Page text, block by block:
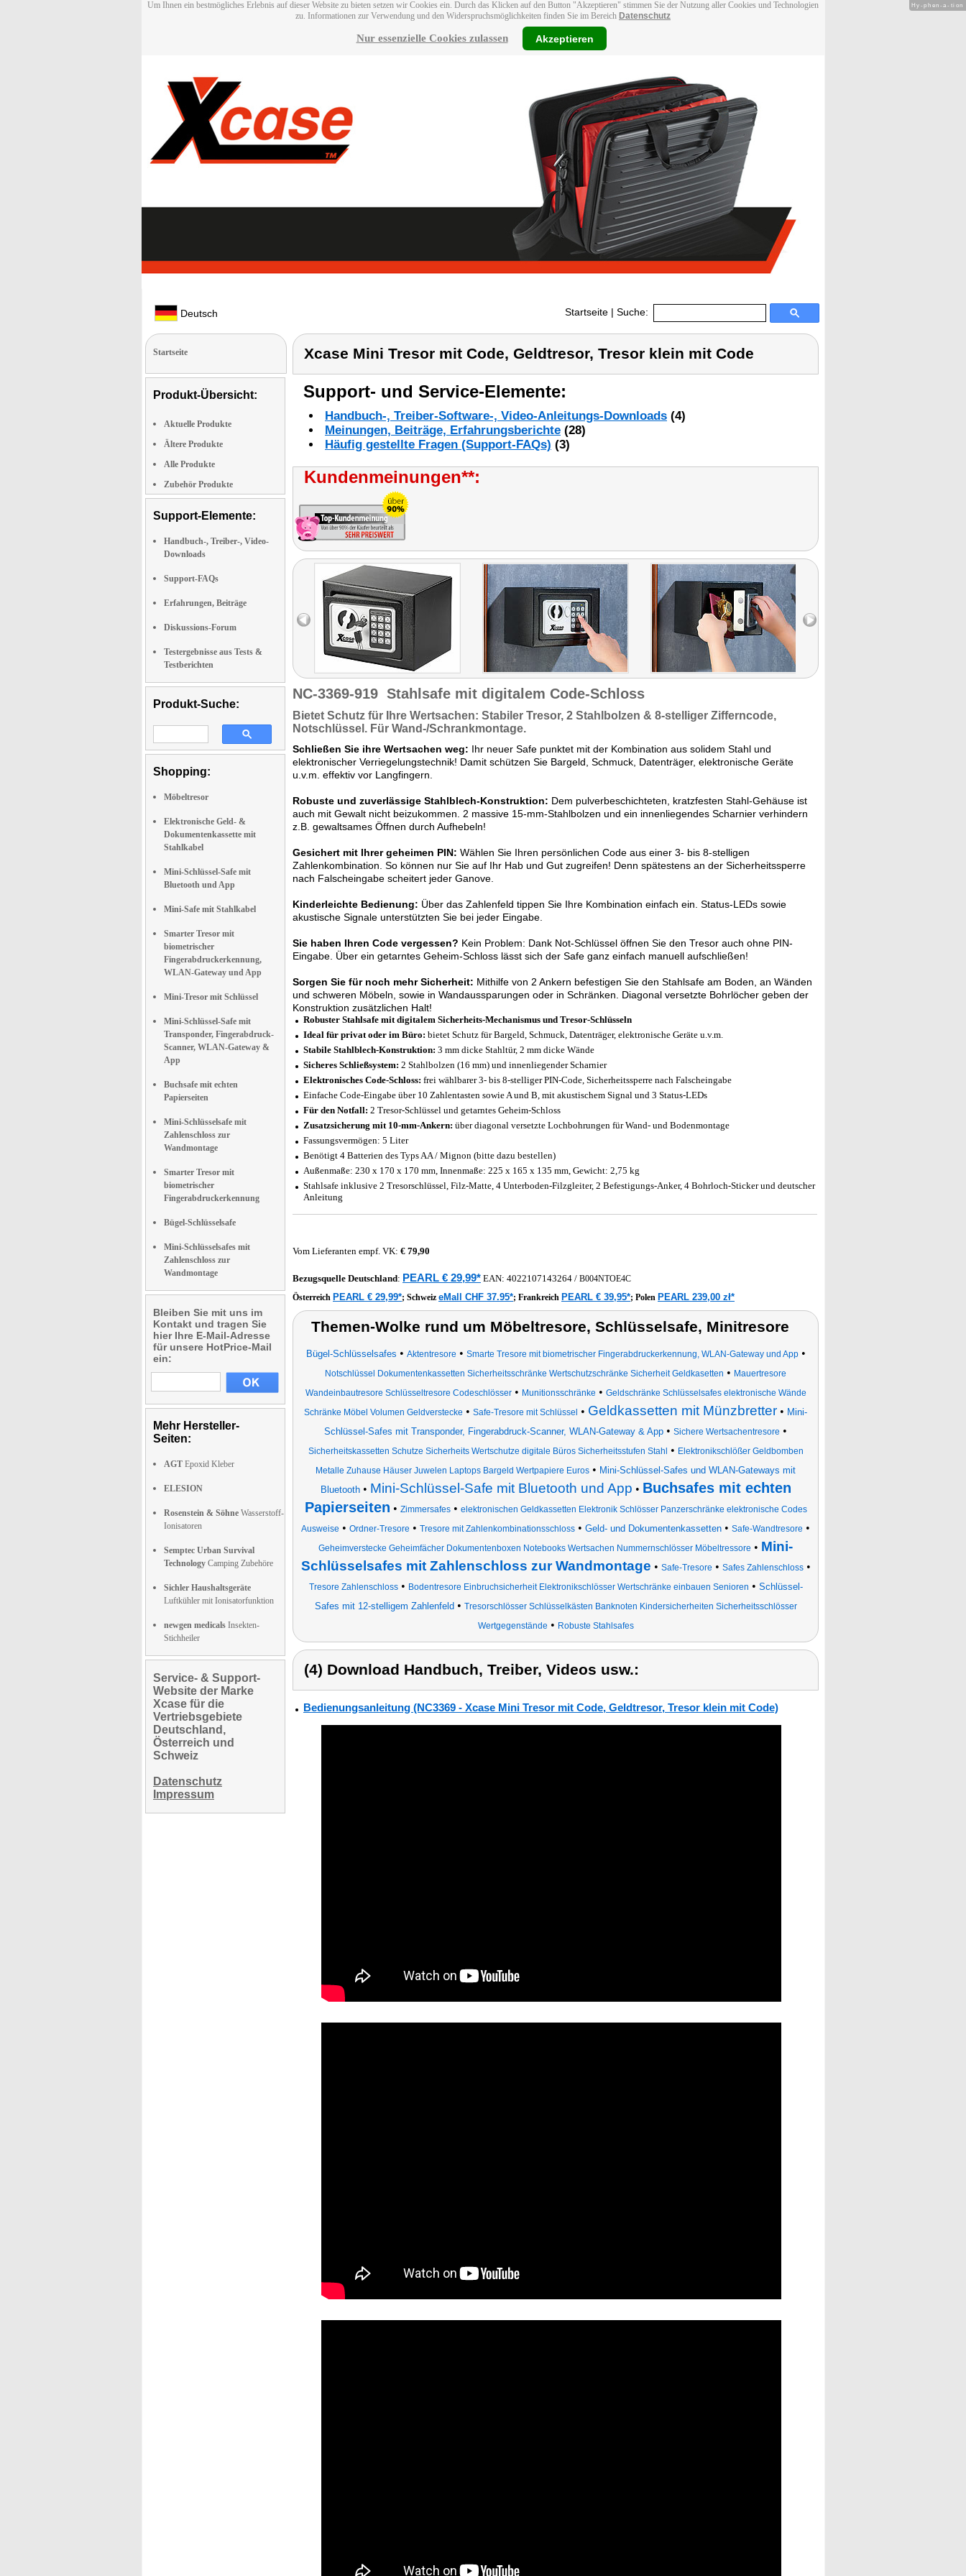
Um Ihnen ein bestmögliches Erlebnis auf dieser Website zu bieten setzen wir Cookies ein. Durch das Klicken auf den Button "Akzeptieren" stimmen Sie der Nutzung aller Cookies und Technologien
zu. Informationen zur Verwendung und den Widerspruchsmöglichkeiten finden Sie im Bereich Datenschutz
Nur essenzielle Cookies zulassen Akzeptieren
Deutsch Startseite | Suche:
Startseite
Produkt-Übersicht:
Aktuelle Produkte
Ältere Produkte
Alle Produkte
Zubehör Produkte
Support-Elemente:
Handbuch-, Treiber-, Video-
Downloads
Support-FAQs
Erfahrungen, Beiträge
Diskussions-Forum
Testergebnisse aus Tests &
Testberichten
Produkt-Suche:
Shopping:
Möbeltresor
Elektronische Geld- &
Dokumentenkassette mit
Stahlkabel
Mini-Schlüssel-Safe mit
Bluetooth und App
Mini-Safe mit Stahlkabel
Smarter Tresor mit
biometrischer
Fingerabdruckerkennung,
WLAN-Gateway und App
Mini-Tresor mit Schlüssel
Mini-Schlüssel-Safe mit
Transponder, Fingerabdruck-
Scanner, WLAN-Gateway &
App
Buchsafe mit echten
Papierseiten
Mini-Schlüsselsafe mit
Zahlenschloss zur
Wandmontage
Smarter Tresor mit
biometrischer
Fingerabdruckerkennung
Bügel-Schlüsselsafe
Mini-Schlüsselsafes mit
Zahlenschloss zur
Wandmontage
Bleiben Sie mit uns im
Kontakt und tragen Sie
hier Ihre E-Mail-Adresse
für unsere HotPrice-Mail
ein:
Mehr Hersteller-
Seiten:
AGT Epoxid Kleber
ELESION
Rosenstein & Söhne Wasserstoff-
Ionisatoren
Semptec Urban Survival
Technology Camping Zubehöre
Sichler Haushaltsgeräte
Luftkühler mit Ionisatorfunktion
newgen medicals Insekten-
Stichheiler
Service- & Support-
Website der Marke
Xcase für die
Vertriebsgebiete
Deutschland,
Österreich und
Schweiz
Datenschutz
Impressum
Xcase Mini Tresor mit Code, Geldtresor, Tresor klein mit Code
Support- und Service-Elemente:
Handbuch-, Treiber-Software-, Video-Anleitungs-Downloads (4)
Meinungen, Beiträge, Erfahrungsberichte (28)
Häufig gestellte Fragen (Support-FAQs) (3)
Kundenmeinungen**:
NC-3369-919 Stahlsafe mit digitalem Code-Schloss
Bietet Schutz für Ihre Wertsachen: Stabiler Tresor, 2 Stahlbolzen & 8-stelliger Zifferncode,
Notschlüssel. Für Wand-/Schrankmontage.
Schließen Sie ihre Wertsachen weg: Ihr neuer Safe punktet mit der Kombination aus solidem Stahl und
elektronischer Verriegelungstechnik! Damit schützen Sie Bargeld, Schmuck, Datenträger, elektronische Geräte
u.v.m. effektiv vor Langfingern.
Robuste und zuverlässige Stahlblech-Konstruktion: Dem pulverbeschichteten, kratzfesten Stahl-Gehäuse ist
auch mit Gewalt nicht beizukommen. 2 massive 15-mm-Stahlbolzen und ein innenliegendes Scharnier verhindern
z.B. gewaltsames Öffnen durch Aufhebeln!
Gesichert mit Ihrer geheimen PIN: Wählen Sie Ihren persönlichen Code aus einer 3- bis 8-stelligen
Zahlenkombination. So können nur Sie auf Ihr Hab und Gut zugreifen! Denn spätestens an der Sicherheitssperre
nach Falscheingabe scheitert jeder Ganove.
Kinderleichte Bedienung: Über das Zahlenfeld tippen Sie Ihre Kombination einfach ein. Status-LEDs sowie
akustische Signale unterstützten Sie bei jeder Eingabe.
Sie haben Ihren Code vergessen? Kein Problem: Dank Not-Schlüssel öffnen Sie den Tresor auch ohne PIN-
Eingabe. Über ein getarntes Geheim-Schloss lässt sich der Safe ganz einfach manuell aufschließen!
Sorgen Sie für noch mehr Sicherheit: Mithilfe von 2 Ankern befestigen Sie den Stahlsafe am Boden, an Wänden
und schweren Möbeln, sowie in Wandaussparungen oder in Schränken. Diagonal versetzte Bohrlöcher geben der
Konstruktion zusätzlichen Halt!
Robuster Stahlsafe mit digitalem Sicherheits-Mechanismus und Tresor-Schlüsseln
Ideal für privat oder im Büro: bietet Schutz für Bargeld, Schmuck, Datenträger, elektronische Geräte u.v.m.
Stabile Stahlblech-Konstruktion: 3 mm dicke Stahltür, 2 mm dicke Wände
Sicheres Schließsystem: 2 Stahlbolzen (16 mm) und innenliegender Scharnier
Elektronisches Code-Schloss: frei wählbarer 3- bis 8-stelliger PIN-Code, Sicherheitssperre nach Falscheingabe
Einfache Code-Eingabe über 10 Zahlentasten sowie A und B, mit akustischem Signal und 3 Status-LEDs
Für den Notfall: 2 Tresor-Schlüssel und getarntes Geheim-Schloss
Zusatzsicherung mit 10-mm-Ankern: über diagonal versetzte Lochbohrungen für Wand- und Bodenmontage
Fassungsvermögen: 5 Liter
Benötigt 4 Batterien des Typs AA / Mignon (bitte dazu bestellen)
Außenmaße: 230 x 170 x 170 mm, Innenmaße: 225 x 165 x 135 mm, Gewicht: 2,75 kg
Stahlsafe inklusive 2 Tresorschlüssel, Filz-Matte, 4 Unterboden-Filzgleiter, 2 Befestigungs-Anker, 4 Bohrloch-Sticker und deutscher
Anleitung
Vom Lieferanten empf. VK: € 79,90
Bezugsquelle Deutschland: PEARL € 29,99* EAN: 4022107143264 / B004NTOE4C
Österreich PEARL € 29,99*; Schweiz eMall CHF 37.95*; Frankreich PEARL € 39,95*; Polen PEARL 239,00 zł*
Themen-Wolke rund um Möbeltresore, Schlüsselsafe, Minitresore
Bügel-Schlüsselsafes • Aktentresore • Smarte Tresore mit biometrischer Fingerabdruckerkennung, WLAN-Gateway und App•
Notschlüssel Dokumentenkassetten Sicherheitsschränke Wertschutzschränke Sicherheit Geldkasetten • Mauertresore
Wandeinbautresore Schlüsseltresore Codeschlösser• Munitionsschränke • Geldschränke Schlüsselsafes elektronische Wände
Schränke Möbel Volumen Geldverstecke • Safe-Tresore mit Schlüssel • Geldkassetten mit Münzbretter • Mini-
Schlüssel-Safes mit Transponder, Fingerabdruck-Scanner, WLAN-Gateway & App • Sichere Wertsachentresore •
Sicherheitskassetten Schutze Sicherheits Wertschutze digitale Büros Sicherheitsstufen Stahl • Elektronikschlößer Geldbomben
Metalle Zuhause Häuser Juwelen Laptops Bargeld Wertpapiere Euros • Mini-Schlüssel-Safes und WLAN-Gateways mit
Bluetooth• Mini-Schlüssel-Safe mit Bluetooth und App • Buchsafes mit echten
Papierseiten • Zimmersafes• elektronischen Geldkassetten Elektronik Schlösser Panzerschränke elektronische Codes
Ausweise • Ordner-Tresore • Tresore mit Zahlenkombinationsschloss • Geld- und Dokumentenkassetten • Safe-Wandtresore •
Geheimverstecke Geheimfächer Dokumentenboxen Notebooks Wertsachen Nummernschlösser Möbeltressore • Mini-
Schlüsselsafes mit Zahlenschloss zur Wandmontage • Safe-Tresore • Safes Zahlenschloss•
Tresore Zahlenschloss• Bodentresore Einbruchsicherheit Elektronikschlösser Wertschränke einbauen Senioren • Schlüssel-
Safes mit 12-stelligem Zahlenfeld• Tresorschlösser Schlüsselkästen Banknoten Kindersicherheiten Sicherheitsschlösser
Wertgegenstände • Robuste Stahlsafes
(4) Download Handbuch, Treiber, Videos usw.:
Bedienungsanleitung (NC3369 - Xcase Mini Tresor mit Code, Geldtresor, Tresor klein mit Code)
Hy-phen-a-tion